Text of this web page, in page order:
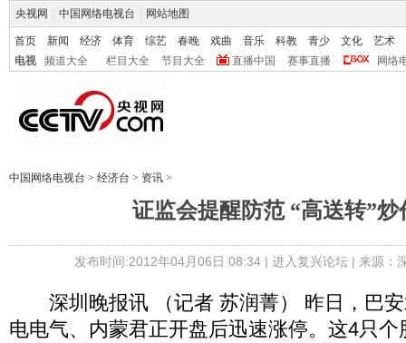
央视网 中国网络电视台 网站地图
首页 新闻 经济 体育 综艺 春晚 戏曲 音乐 科教 青少 文化
艺术
电视
频道大全 栏目大全 节目大全 直播中国 赛事直播 网络
中国网络电视台 > 经济台 > 资讯 >
证监会提醒防范 “高送转”炒
发布时间:2012年04月06日 08:34 | 进入复兴论坛| 来源：
深圳晚报讯 （记者 苏润菁） 昨日，巴安
电电气、内蒙君正开盘后迅速涨停。这4只